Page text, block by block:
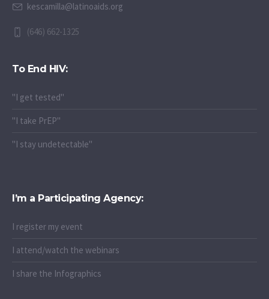
kescamilla@latinoaids.org
(646) 662-1325
To End HIV:
"I get tested"
"I take PrEP"
"I stay undetectable"
I’m a Participating Agency:
I register my event
I attend/watch the webinars
I share the Infographics